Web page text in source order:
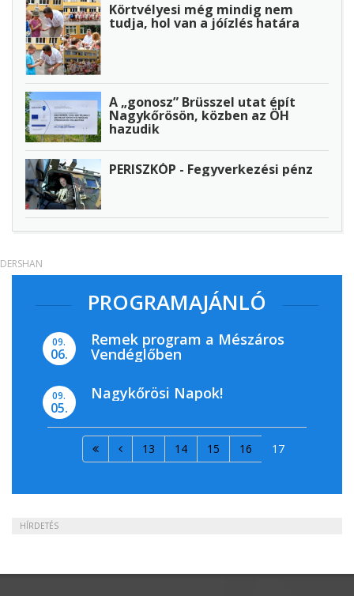
Körtvélyesi még mindig nem
tudja, hol van a jóízlés határa
A „gonosz” Brüsszel utat épít
Nagykőrösön, közben az ÖH
hazudik
PERISZKÓP - Fegyverkezési pénz
PROGRAMAJÁNLÓ
09.
06.
Remek program a Mészáros
Vendéglőben
09.
05.
Nagykőrösi Napok!
13 14 15 16 17
HÍRDETÉS
DERSHAN